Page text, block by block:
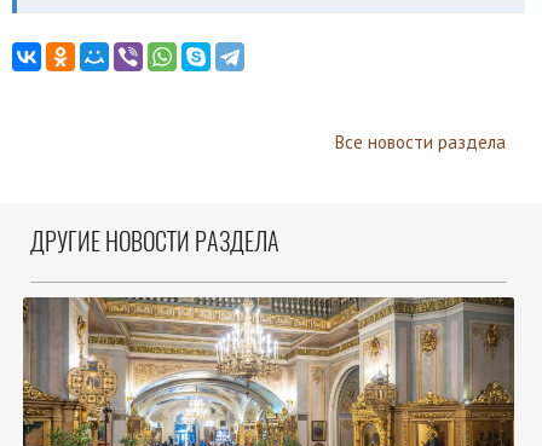
Все новости раздела
ДРУГИЕ НОВОСТИ РАЗДЕЛА